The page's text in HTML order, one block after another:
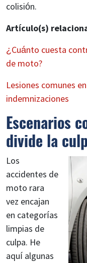
colisión.
Artículo(s)
¿Cuánto cuesta
de moto?
Lesiones comunes
indemnizaciones
Escenarios
divide la
Los
accidentes de
moto rara
vez encajan
en categorías
limpias de
culpa. He
aquí algunas